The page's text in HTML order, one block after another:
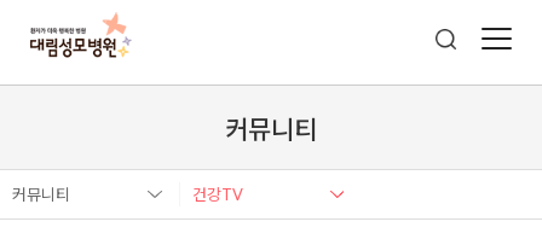
커뮤니티
커뮤니티 건강TV